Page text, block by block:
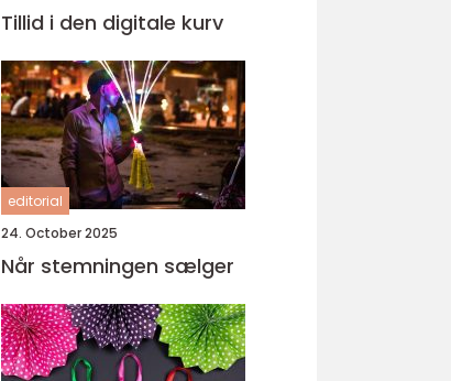
Tillid i den digitale kurv
editorial
24. October 2025
Når stemningen sælger